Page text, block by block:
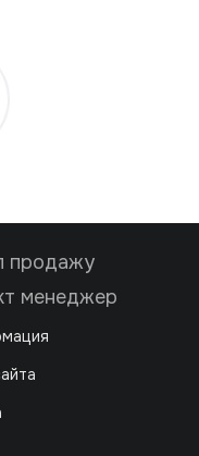
продажу
менеджер